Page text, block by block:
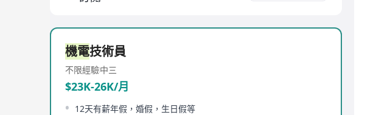
機電技術員
不限經驗中三
$23K-26K/月
12天有薪年假，婚假，生日假等